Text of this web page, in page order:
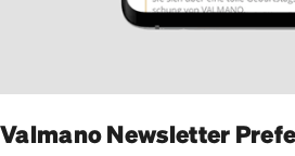
Valmano Newsletter